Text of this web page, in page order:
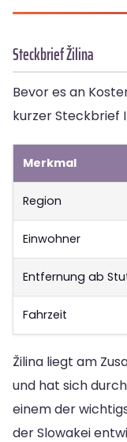
Steckbrief Žilina
Bevor es an
kurzer Steckbrief
Merkmal
Region
Einwohner
Entfernung ab
Fahrzeit
Žilina liegt am
und hat sich
einem der
der Slowakei